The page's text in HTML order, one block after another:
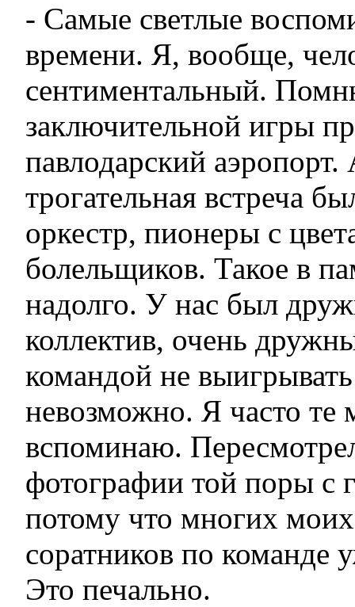
- Самые светлые
времени. Я, вообще,
сентиментальный.
заключительной игры
павлодарский аэропорт.
трогательная встреча
оркестр, пионеры с
болельщиков. Такое в
надолго. У нас был
коллектив, очень
командой не
невозможно. Я часто те
вспоминаю.
фотографии той поры с
потому что многих
соратников по команде
Это печально.